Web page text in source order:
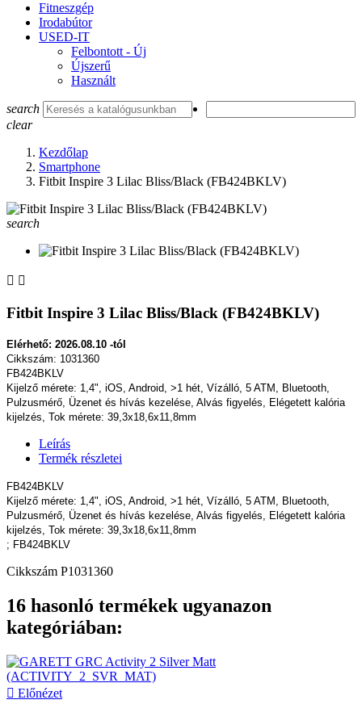
Fitneszgép
Irodabútor
USED-IT
Felbontott - Új
Újszerű
Használt
search
clear
Kezdőlap
Smartphone
Fitbit Inspire 3 Lilac Bliss/Black (FB424BKLV)
search
 
Fitbit Inspire 3 Lilac Bliss/Black (FB424BKLV)
Elérhető: 2026.08.10 -tól
Cikkszám: 1031360
FB424BKLV
Kijelző mérete: 1,4", iOS, Android, >1 hét, Vízálló, 5 ATM, Bluetooth,
Pulzusmérő, Üzenet és hívás kezelése, Alvás figyelés, Elégetett kalória
kijelzés, Tok mérete: 39,3x18,6x11,8mm
Leírás
Termék részletei
FB424BKLV
Kijelző mérete: 1,4", iOS, Android, >1 hét, Vízálló, 5 ATM, Bluetooth,
Pulzusmérő, Üzenet és hívás kezelése, Alvás figyelés, Elégetett kalória
kijelzés, Tok mérete: 39,3x18,6x11,8mm
; FB424BKLV
Cikkszám P1031360
16 hasonló termékek ugyanazon
kategóriában:
 Előnézet